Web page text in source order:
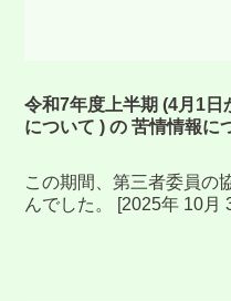
令和7年度上半期 (4月1日
について ) の 苦情情報に
この期間、第三者委員の
んでした。 [2025年 10月